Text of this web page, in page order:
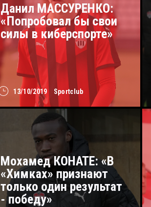
13/10/2019 Sportclub
Данил МАССУРЕНКО:
«Попробовал бы свои
силы в киберспорте»
Мохамед КОНАТЕ: «В
«Химках» признают
только один результат
- победу»